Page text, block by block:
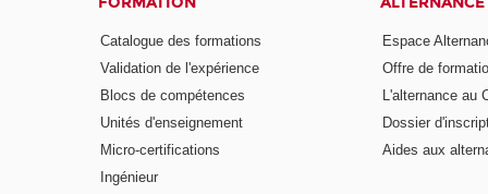
Catalogue des formations
Validation de l'expérience
Blocs de compétences
Unités d'enseignement
Micro-certifications
Ingénieur
Espace
Offre de
L'alternance au
Dossier
Aides aux